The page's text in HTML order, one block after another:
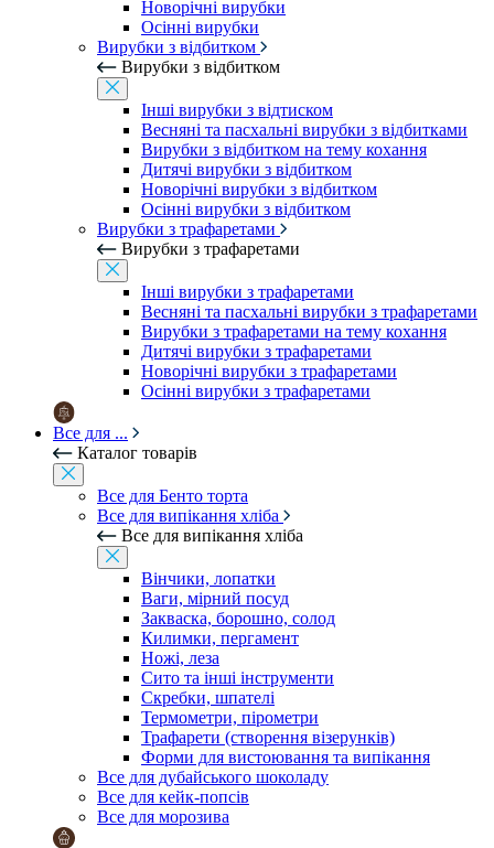
Новорічні вирубки
Осінні вирубки
Вирубки з відбитком
Вирубки з відбитком
Інші вирубки з відтиском
Весняні та пасхальні вирубки з відбитками
Вирубки з відбитком на тему кохання
Дитячі вирубки з відбитком
Новорічні вирубки з відбитком
Осінні вирубки з відбитком
Вирубки з трафаретами
Вирубки з трафаретами
Інші вирубки з трафаретами
Весняні та пасхальні вирубки з трафаретами
Вирубки з трафаретами на тему кохання
Дитячі вирубки з трафаретами
Новорічні вирубки з трафаретами
Осінні вирубки з трафаретами
Все для ...
Каталог товарів
Все для Бенто торта
Все для випікання хліба
Все для випікання хліба
Вінчики, лопатки
Ваги, мірний посуд
Закваска, борошно, солод
Килимки, пергамент
Ножі, леза
Сито та інші інструменти
Скребки, шпателі
Термометри, пірометри
Трафарети (створення візерунків)
Форми для вистоювання та випікання
Все для дубайського шоколаду
Все для кейк-попсів
Все для морозива